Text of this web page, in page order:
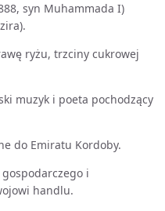
syn Muhammada I)
ryżu, trzciny cukrowej
muzyk i poeta pochodzący
do Emiratu Kordoby.
i
handlu.